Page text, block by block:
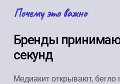
Почему это важно
Бренды
секунд
Медиакит открывают,